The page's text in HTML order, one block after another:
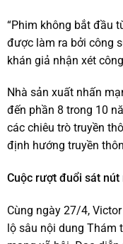
“Phim không bắt đầu
được làm ra bởi công
khán giả nhận xét
Nhà sản xuất nhấn
đến phần 8 trong 10
các chiêu trò truyền
định hướng truyền
Cuộc rượt đuổi sát nút
Cùng ngày 27/4,
lộ sâu nội dung Thám